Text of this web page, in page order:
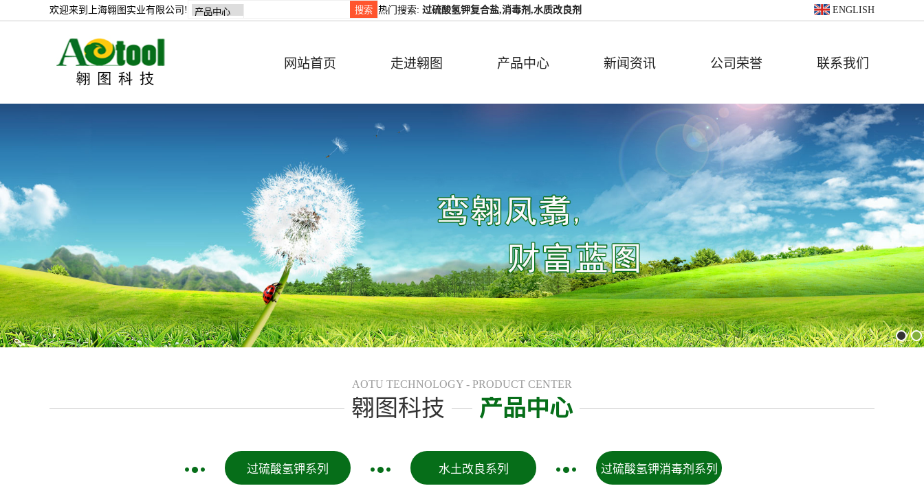
欢迎来到上海翱图实业有限公司! 热门搜索: 过硫酸氢钾复合盐,消毒剂,水质改良剂 ENGLISH
网站首页 走进翱图 产品中心 新闻资讯 公司荣誉 联系我们
AOTU TECHNOLOGY - PRODUCT CENTER
翱图科技 产品中心
过硫酸氢钾系列 水土改良系列 过硫酸氢钾消毒剂系列